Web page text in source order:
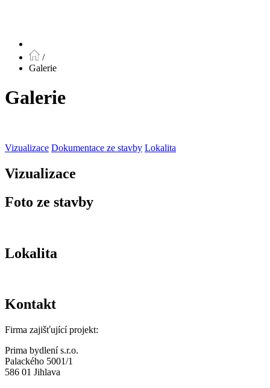
/
Galerie
Galerie
Vizualizace Dokumentace ze stavby Lokalita
Vizualizace
Foto ze stavby
Lokalita
Kontakt
Firma zajišťující projekt:
Prima bydlení s.r.o.
Palackého 5001/1
586 01 Jihlava